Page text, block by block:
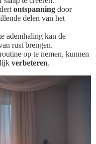
ontspanning door
delen van het
ademhaling kan de
rust brengen.
op te nemen, kunnen
verbeteren.